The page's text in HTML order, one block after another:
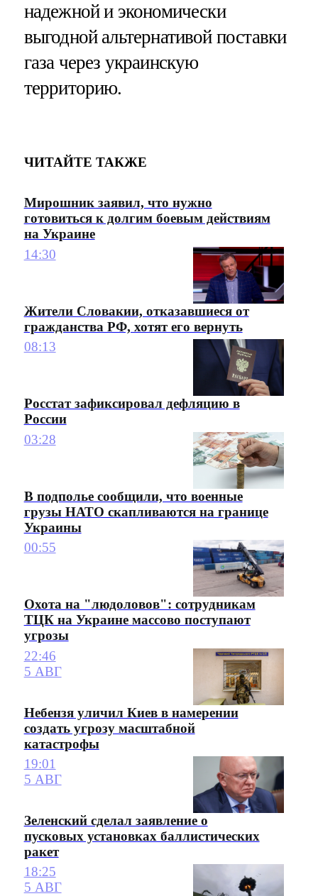
надежной и экономически
выгодной альтернативой поставки
газа через украинскую
территорию.
ЧИТАЙТЕ ТАКЖЕ
Мирошник заявил, что нужно
готовиться к долгим боевым действиям
на Украине
14:30
Жители Словакии, отказавшиеся от
гражданства РФ, хотят его вернуть
08:13
Росстат зафиксировал дефляцию в
России
03:28
В подполье сообщили, что военные
грузы НАТО скапливаются на границе
Украины
00:55
Охота на "людоловов": сотрудникам
ТЦК на Украине массово поступают
угрозы
22:46
5 АВГ
Небензя уличил Киев в намерении
создать угрозу масштабной
катастрофы
19:01
5 АВГ
Зеленский сделал заявление о
пусковых установках баллистических
ракет
18:25
5 АВГ